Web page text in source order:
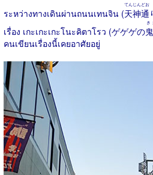
ระหว่างทางเดินผ่านถนนเทนจิน (天神通
てんじんどお
เรื่อง เกะเกะเกะโนะคิตาโรว (ゲゲゲの
き
คนเขียนเรื่องนี้เคยอาศัยอยู่